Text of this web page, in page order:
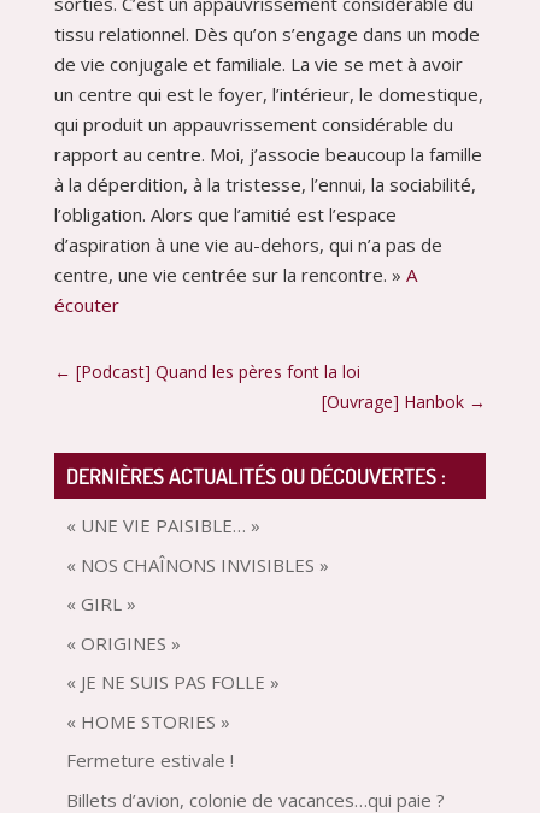
tissu relationnel. Dès qu’on s’engage dans un mode
de vie conjugale et familiale. La vie se met à avoir
un centre qui est le foyer, l’intérieur, le domestique,
qui produit un appauvrissement considérable du
rapport au centre. Moi, j’associe beaucoup la famille
à la déperdition, à la tristesse, l’ennui, la sociabilité,
l’obligation. Alors que l’amitié est l’espace
d’aspiration à une vie au-dehors, qui n’a pas de
centre, une vie centrée sur la rencontre. » A
écouter
← [Podcast] Quand les pères font la loi
[Ouvrage] Hanbok →
DERNIÈRES ACTUALITÉS OU DÉCOUVERTES :
« UNE VIE PAISIBLE… »
« NOS CHAÎNONS INVISIBLES »
« GIRL »
« ORIGINES »
« JE NE SUIS PAS FOLLE »
« HOME STORIES »
Fermeture estivale !
Billets d’avion, colonie de vacances…qui paie ?